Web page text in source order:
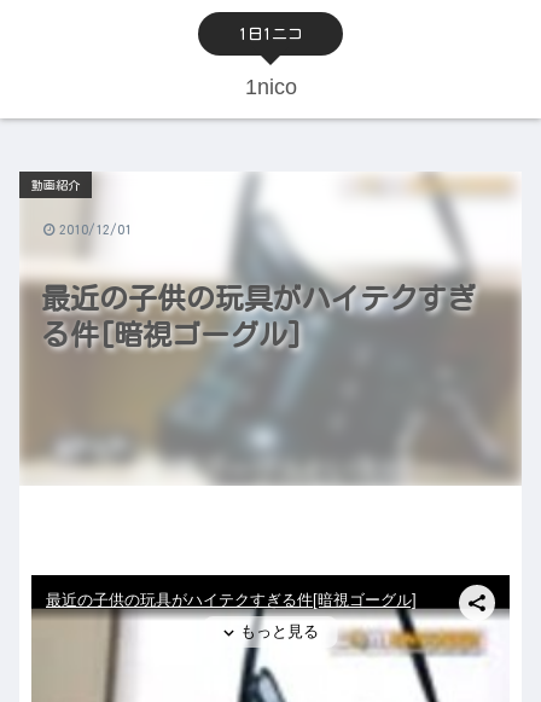
1日1ニコ
1nico
最近の子供の玩具がハイテクすぎ
る件[暗視ゴーグル]
動画紹介
2010/12/01